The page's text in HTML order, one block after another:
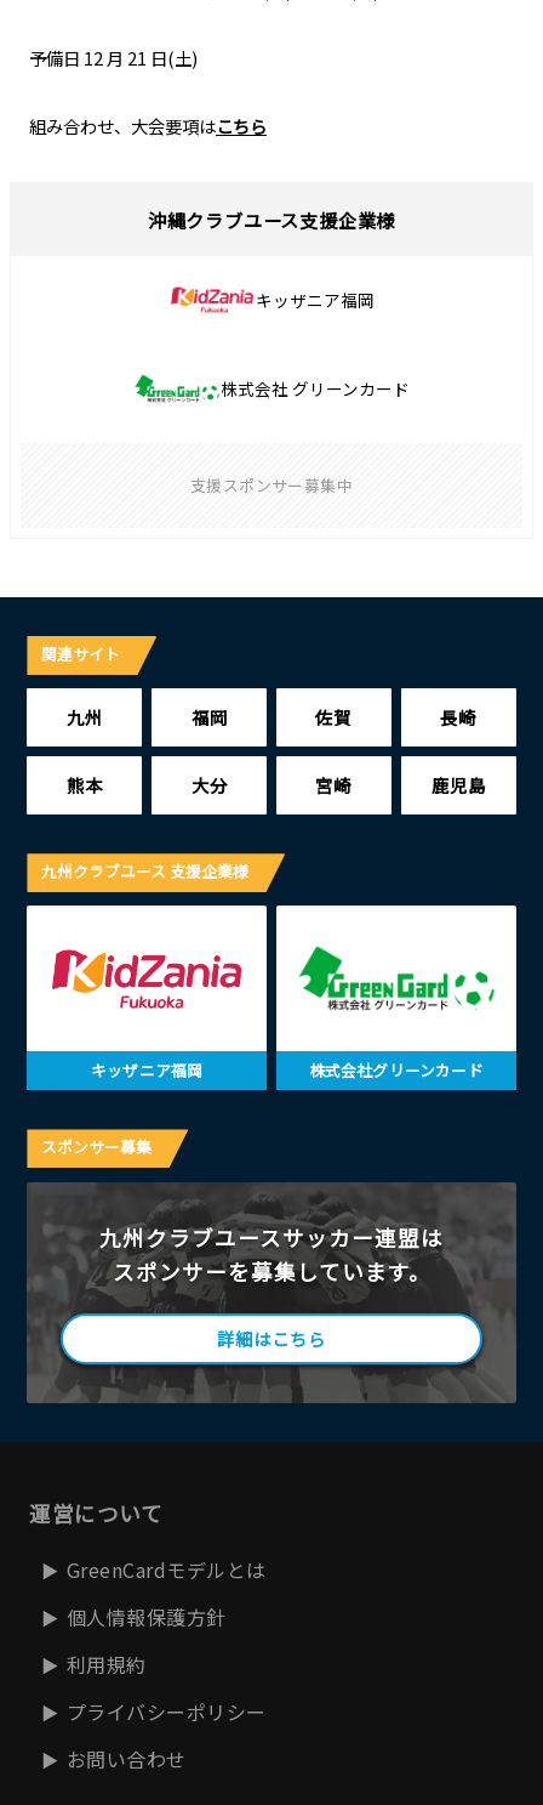
​予備日 12 月 21 日(土)
​組み合わせ、大会要項はこちら
沖縄クラブユース支援企業様
キッザニア福岡
株式会社 グリーンカード
支援スポンサー募集中
関連サイト
九州 福岡 佐賀 長崎
熊本 大分 宮崎 鹿児島
九州クラブユース 支援企業様
キッザニア福岡 株式会社グリーンカード
スポンサー募集
九州クラブユースサッカー連盟は
スポンサーを募集しています。
詳細はこちら
運営について
GreenCardモデルとは
個人情報保護方針
利用規約
プライバシーポリシー
お問い合わせ